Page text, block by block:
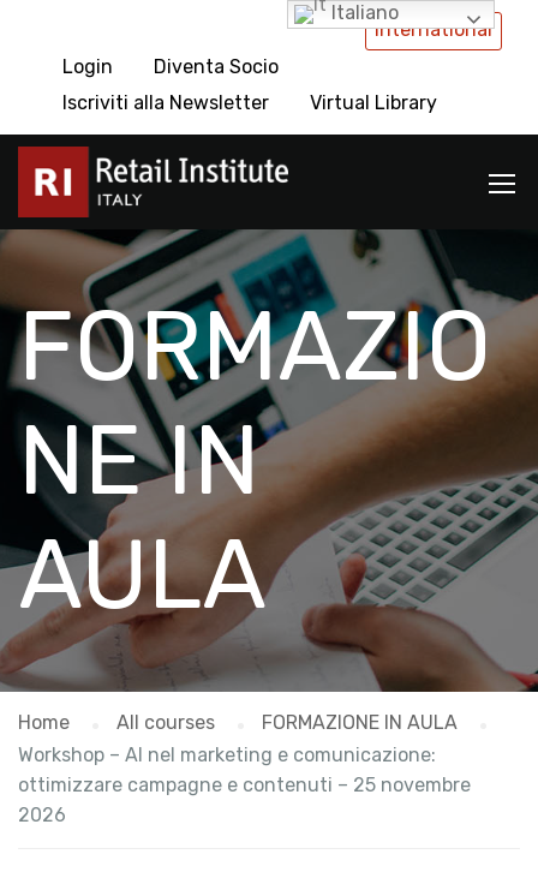
International
Login
Diventa Socio
Iscriviti alla Newsletter
Virtual Library
FORMAZIO
NE IN
AULA
Home All courses
FORMAZIONE IN AULA
Workshop – AI nel marketing e comunicazione:
ottimizzare campagne e contenuti – 25 novembre
2026
Italiano